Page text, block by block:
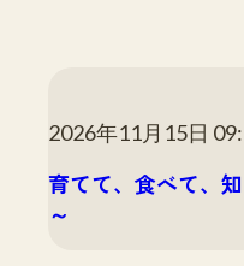
2026年11月15日
育てて、食べて、
～